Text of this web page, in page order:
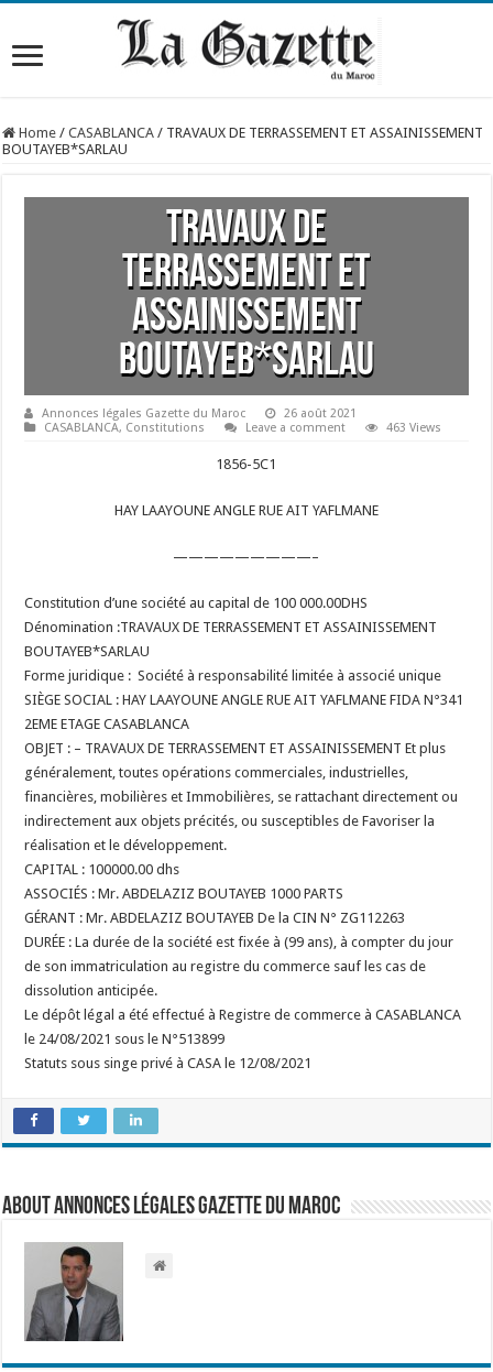
Home / CASABLANCA / TRAVAUX DE TERRASSEMENT ET ASSAINISSEMENT
BOUTAYEB*SARLAU
TRAVAUX DE
TERRASSEMENT ET
ASSAINISSEMENT
BOUTAYEB*SARLAU
Annonces légales Gazette du Maroc
26 août 2021
CASABLANCA, Constitutions Leave a comment 463 Views
1856-5C1
HAY LAAYOUNE ANGLE RUE AIT YAFLMANE
—————————–
Constitution d’une société au capital de 100 000.00DHS
Dénomination :TRAVAUX DE TERRASSEMENT ET ASSAINISSEMENT
BOUTAYEB*SARLAU
Forme juridique : Société à responsabilité limitée à associé unique
SIÈGE SOCIAL : HAY LAAYOUNE ANGLE RUE AIT YAFLMANE FIDA N°341
2EME ETAGE CASABLANCA
OBJET : – TRAVAUX DE TERRASSEMENT ET ASSAINISSEMENT Et plus
généralement, toutes opérations commerciales, industrielles,
financières, mobilières et Immobilières, se rattachant directement ou
indirectement aux objets précités, ou susceptibles de Favoriser la
réalisation et le développement.
CAPITAL : 100000.00 dhs
ASSOCIÉS : Mr. ABDELAZIZ BOUTAYEB 1000 PARTS
GÉRANT : Mr. ABDELAZIZ BOUTAYEB De la CIN N° ZG112263
DURÉE : La durée de la société est fixée à (99 ans), à compter du jour
de son immatriculation au registre du commerce sauf les cas de
dissolution anticipée.
Le dépôt légal a été effectué à Registre de commerce à CASABLANCA
le 24/08/2021 sous le N°513899
Statuts sous singe privé à CASA le 12/08/2021
About Annonces légales Gazette du Maroc